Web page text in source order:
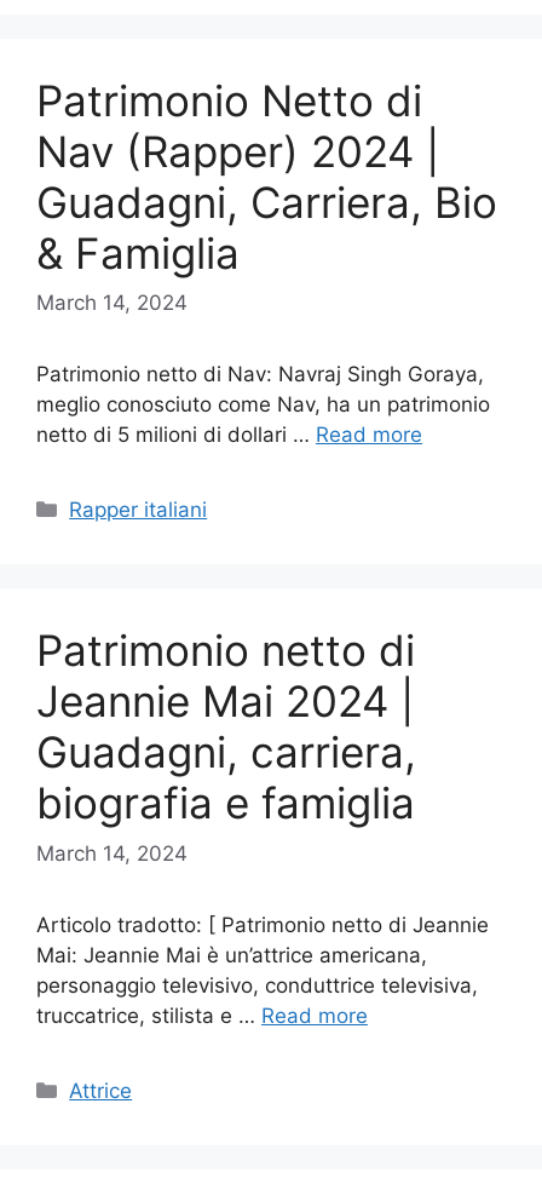
Patrimonio Netto di
Nav (Rapper) 2024 |
Guadagni, Carriera, Bio
& Famiglia
March 14, 2024
Patrimonio netto di Nav: Navraj Singh Goraya,
meglio conosciuto come Nav, ha un patrimonio
netto di 5 milioni di dollari … Read more
Categories
Rapper italiani
Patrimonio netto di
Jeannie Mai 2024 |
Guadagni, carriera,
biografia e famiglia
March 14, 2024
Articolo tradotto: [ Patrimonio netto di Jeannie
Mai: Jeannie Mai è un’attrice americana,
personaggio televisivo, conduttrice televisiva,
truccatrice, stilista e … Read more
Categories
Attrice